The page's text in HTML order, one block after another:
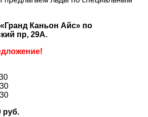
Каньон Айс» по
пр, 29А.
руб.